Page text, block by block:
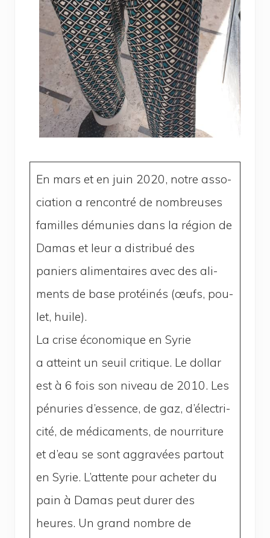
En mars et en juin 2020, notre asso­
cia­tion a ren­con­tré de nom­breuses
familles dému­nies dans la région de
Damas et leur a dis­tri­bué des
paniers ali­men­taires avec des ali­
ments de base pro­téi­nés (œufs, pou­
let, huile).
La crise éco­no­mique en Syrie
a atteint un seuil cri­tique. Le dol­lar
est à 6 fois son niveau de 2010. Les
pénu­ries d’es­sence, de gaz, d’élec­tri­
ci­té, de médi­ca­ments, de nour­ri­ture
et d’eau se sont aggra­vées par­tout
en Syrie. L’at­tente pour ache­ter du
pain à Damas peut durer des
heures. Un grand nombre de